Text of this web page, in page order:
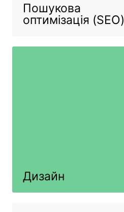
Пошукова
оптимізація (SEO)
Дизайн